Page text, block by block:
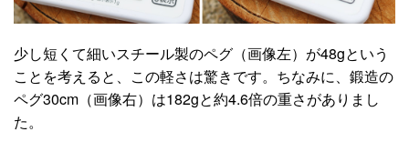
少し短くて細いスチール製のペグ（画像左）が48gという
ことを考えると、この軽さは驚きです。ちなみに、鍛造の
ペグ30cm（画像右）は182gと約4.6倍の重さがありまし
た。